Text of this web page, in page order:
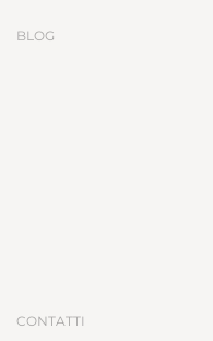
BLOG
CONTATTI